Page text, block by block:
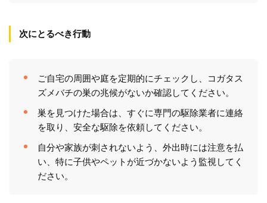
次にとるべき行動
ご自宅の周囲や庭を定期的にチェックし、コガタス
ズメバチの巣の兆候がないか確認してください。
巣を見つけた場合は、すぐに専門の駆除業者に連絡
を取り、安全な駆除を依頼してください。
自分や家族が刺されないよう、外出時には注意を払
い、特に子供やペットが近づかないよう監視してく
ださい。